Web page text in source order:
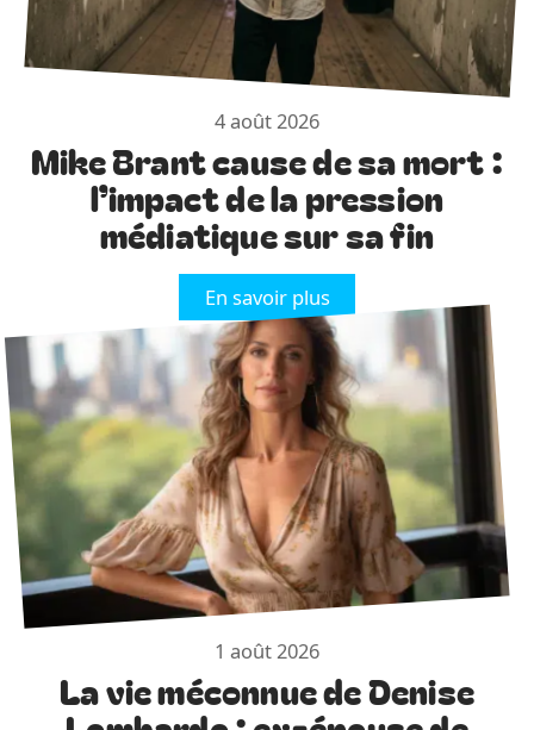
4 août 2026
Mike Brant cause de sa mort :
l’impact de la pression
médiatique sur sa fin
En savoir plus
1 août 2026
La vie méconnue de Denise